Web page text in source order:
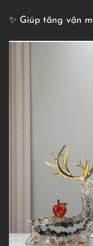
✨ Giúp tăng vận